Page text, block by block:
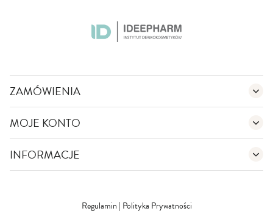
l
e
t
t
e
ZAMÓWIENIA
MOJE KONTO
INFORMACJE
Regulamin | Polityka Prywatności